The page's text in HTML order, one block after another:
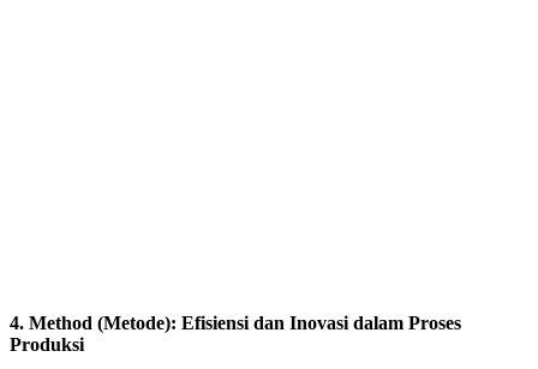
4. Method (Metode): Efisiensi dan Inovasi dalam Proses
Produksi